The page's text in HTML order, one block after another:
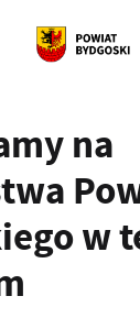
na
w